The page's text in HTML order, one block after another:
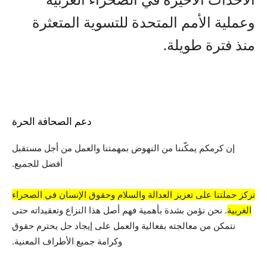
وعملية الأمم المتحدة للتسوية المتعثرة
منذ فترة طويلة.
دعم الصحافة الحرة
إن كرمكم يمكّننا من النهوض بمهمتنا والعمل من أجل مستقبل
أفضل للجميع.
تركز حملتنا على تعزيز العدالة والسلام وحقوق الإنسان في الصحراء
الغربية. نحن نؤمن بشدة بأهمية فهم أصل هذا النزاع وتعقيداته حتى
نتمكن من معالجته بفعالية والعمل على إيجاد حل يحترم حقوق
وكرامة جميع الأطراف المعنية.